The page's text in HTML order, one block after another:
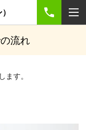
流れ
ます。